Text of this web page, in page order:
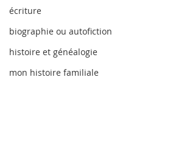
écriture
biographie ou autofiction
histoire et généalogie
mon histoire familiale